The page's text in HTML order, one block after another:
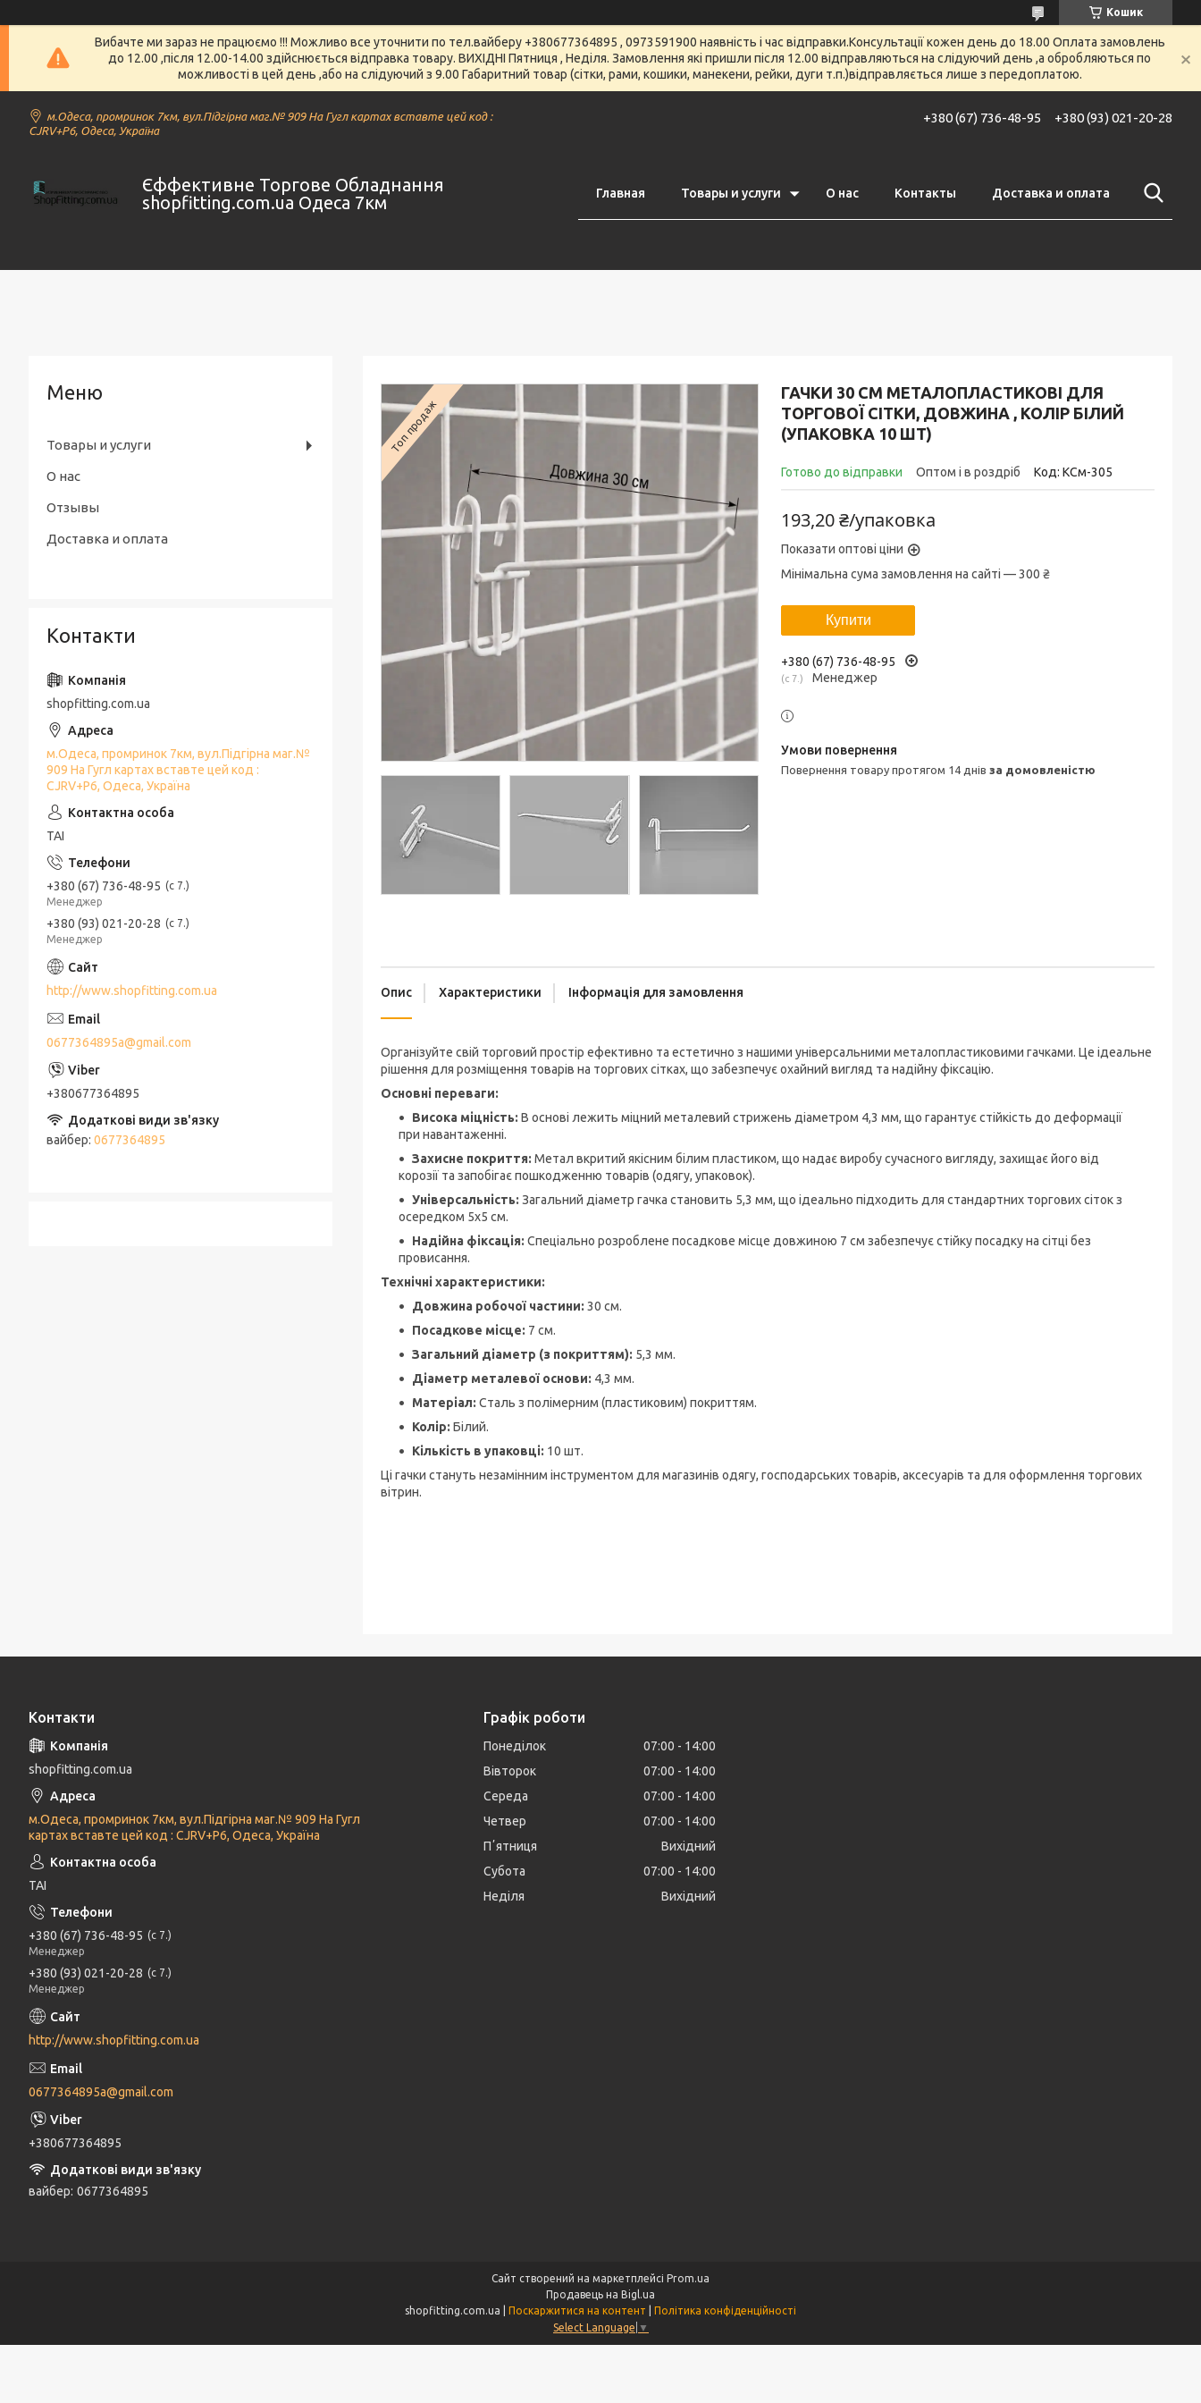
Кошик
Вибачте ми зараз не працюємо !!! Можливо все уточнити по тел.вайберу +380677364895 , 0973591900 наявність і час відправки.Консультації кожен день до 18.00 Оплата замовлень
до 12.00 ,після 12.00-14.00 здійснюється відправка товару. ВИХІДНІ Пятниця , Неділя. Замовлення які пришли після 12.00 відправляються на слідуючий день ,а обробляються по
можливості в цей день ,або на слідуючий з 9.00 Габаритний товар (сітки, рами, кошики, манекени, рейки, дуги т.п.)відправляється лише з передоплатою.
м.Одеса, промринок 7км, вул.Підгірна маг.№ 909 На Гугл картах вставте цей код :
CJRV+P6, Одеса, Україна
+380 (67) 736-48-95 +380 (93) 021-20-28
Єффективне Торгове Обладнання
shopfitting.com.ua Одеса 7км
Главная Товары и услуги О нас Контакты Доставка и оплата
ГАЧКИ 30 СМ МЕТАЛОПЛАСТИКОВІ ДЛЯ
ТОРГОВОЇ СІТКИ, ДОВЖИНА , КОЛІР БІЛИЙ
(УПАКОВКА 10 ШТ)
Готово до відправки Оптом і в роздріб Код: КСм-305
193,20 ₴/упаковка
Показати оптові ціни
Мінімальна сума замовлення на сайті — 300 ₴
Купити
+380 (67) 736-48-95
с 7. Менеджер
повернення товару протягом 14 днів за домовленістю
Топ продаж
Опис Характеристики Інформація для замовлення
Організуйте свій торговий простір ефективно та естетично з нашими універсальними металопластиковими гачками. Це ідеальне
рішення для розміщення товарів на торгових сітках, що забезпечує охайний вигляд та надійну фіксацію.
Основні переваги:
Висока міцність: В основі лежить міцний металевий стрижень діаметром 4,3 мм, що гарантує стійкість до деформації
при навантаженні.
Захисне покриття: Метал вкритий якісним білим пластиком, що надає виробу сучасного вигляду, захищає його від
корозії та запобігає пошкодженню товарів (одягу, упаковок).
Універсальність: Загальний діаметр гачка становить 5,3 мм, що ідеально підходить для стандартних торгових сіток з
осередком 5х5 см.
Надійна фіксація: Спеціально розроблене посадкове місце довжиною 7 см забезпечує стійку посадку на сітці без
провисання.
Технічні характеристики:
Довжина робочої частини: 30 см.
Посадкове місце: 7 см.
Загальний діаметр (з покриттям): 5,3 мм.
Діаметр металевої основи: 4,3 мм.
Матеріал: Сталь з полімерним (пластиковим) покриттям.
Колір: Білий.
Кількість в упаковці: 10 шт.
Ці гачки стануть незамінним інструментом для магазинів одягу, господарських товарів, аксесуарів та для оформлення торгових
вітрин.
Товары и услуги
О нас
Отзывы
Доставка и оплата
Контакти
shopfitting.com.ua
м.Одеса, промринок 7км, вул.Підгірна маг.№
909 На Гугл картах вставте цей код :
CJRV+P6, Одеса, Україна
ТАІ
+380 (67) 736-48-95
с 7.
Менеджер
+380 (93) 021-20-28
с 7.
Менеджер
http://www.shopfitting.com.ua
0677364895a@gmail.com
+380677364895
вайбер 0677364895
Контакти
shopfitting.com.ua
м.Одеса, промринок 7км, вул.Підгірна маг.№ 909 На Гугл
картах вставте цей код : CJRV+P6, Одеса, Україна
ТАІ
+380 (67) 736-48-95
с 7.
Менеджер
+380 (93) 021-20-28
с 7.
Менеджер
http://www.shopfitting.com.ua
0677364895a@gmail.com
+380677364895
вайбер 0677364895
Графік роботи
Понеділок 07:00
14:00
Вівторок
07:00
14:00
Середа
07:00
14:00
Четвер
07:00
14:00
Пʼятниця
Вихідний
Субота
07:00
14:00
Неділя
Вихідний
Сайт створений на маркетплейсі Prom.ua
Продавець на Bigl.ua
Поскаржитися на контент
Політика конфіденційності
Select Language ▼